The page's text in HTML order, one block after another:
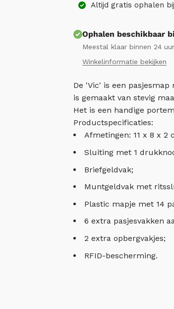
Altijd gratis ophalen
Ophalen beschikbaar
Meestal klaar binnen 24 uur
Winkelinformatie bekijken
De 'Vic' is een
is gemaakt van stevig
Het is een handige
Productspecificaties:
Afmetingen: 11 x 8 x 2
Sluiting met 1
Briefgeldvak;
Muntgeldvak met
Plastic mapje met 14
6 extra pasjesvakken
2 extra opbergvakjes;
RFID-bescherming.